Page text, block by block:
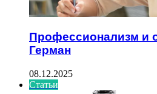
Профессионализм и
Герман
08.12.2025
Статьи